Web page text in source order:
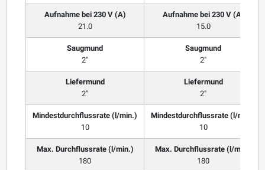
Aufnahme bei 230 V (A)
21.0
Aufnahme bei 230 V (A)
15.0
Saugmund
2"
Saugmund
2"
Liefermund
2"
Liefermund
2"
Mindestdurchflussrate (l/min.)
10
Mindestdurchflussrate (l/min.)
10
Max. Durchflussrate (l/min.)
180
Max. Durchflussrate (l/min.)
180